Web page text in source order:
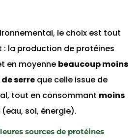
le choix est tout
: la production de protéines
en moyenne beaucoup moins
serreque celle issue de
tout en consommant moins
(eau, sol, énergie).
sources de protéines